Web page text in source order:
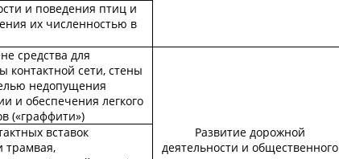
и поведения птиц и
их численностью в
средства для
контактной сети, стены
недопущения
и обеспечения легкого
(«граффити»)
Развитие дорожной
деятельности и общественного
вставок
трамвая,